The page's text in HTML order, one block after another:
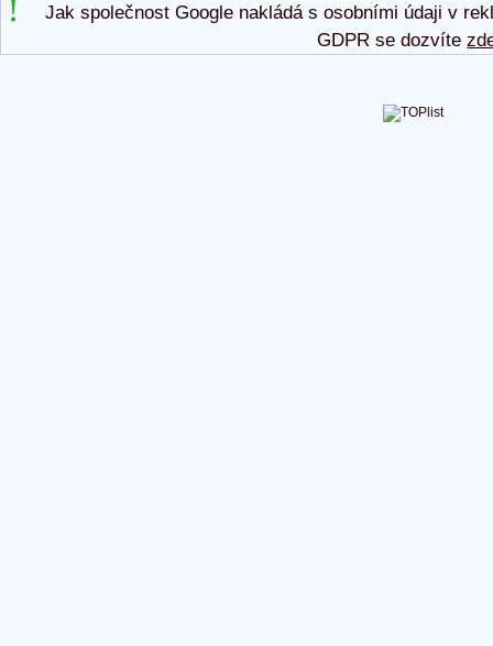
Jak společnost Google nakládá s osobními údaji v
GDPR se dozvíte